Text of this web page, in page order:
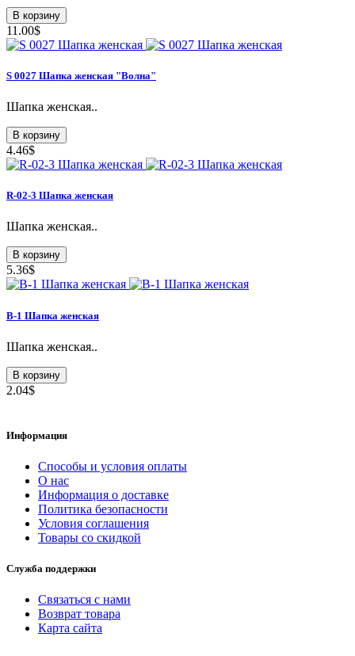
В корзину
11.00$
S 0027 Шапка женская "Волна"
Шапка женская..
В корзину
4.46$
R-02-3 Шапка женская
Шапка женская..
В корзину
5.36$
В-1 Шапка женская
Шапка женская..
В корзину
2.04$
Информация
Способы и условия оплаты
О нас
Информация о доставке
Политика безопасности
Условия соглашения
Товары со скидкой
Служба поддержки
Связаться с нами
Возврат товара
Карта сайта